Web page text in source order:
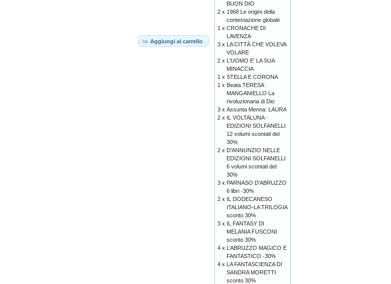
Aggiungi al carrello
BUON DIO
2 x 1968 Le origini della
contestazione globale
1 x CRONACHE DI
LAVENZA
3 x LA CITTÀ CHE VOLEVA
VOLARE
2 x L'UOMO E' LA SUA
MINACCIA
1 x STELLA E CORONA
1 x Beata TERESA
MANGANIELLO La
rivoluzionaria di Dio
3 x Assunta Menna: LAURA
2 x IL VOLTALUNA -
EDIZIONI SOLFANELLI
12 volumi scontati del
30%
2 x D'ANNUNZIO NELLE
EDIZIONI SOLFANELLI
6 volumi scontati del
30%
3 x PARNASO D'ABRUZZO
6 libri -30%
2 x IL DODECANESO
ITALIANO-LA TRILOGIA
sconto 30%
3 x IL FANTASY DI
MELANIA FUSCONI
sconto 30%
4 x L’ABRUZZO MAGICO E
FANTASTICO -30%
4 x LA FANTASCIENZA DI
SANDRA MORETTI
sconto 30%